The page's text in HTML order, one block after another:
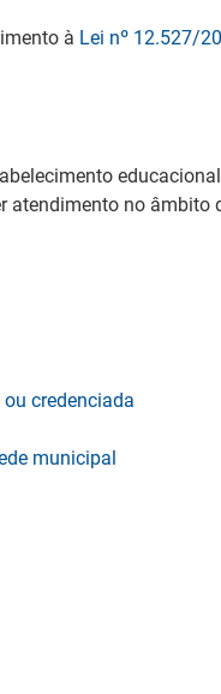
à Lei nº 12.527/
atendimento no âmbito
credenciada
municipal